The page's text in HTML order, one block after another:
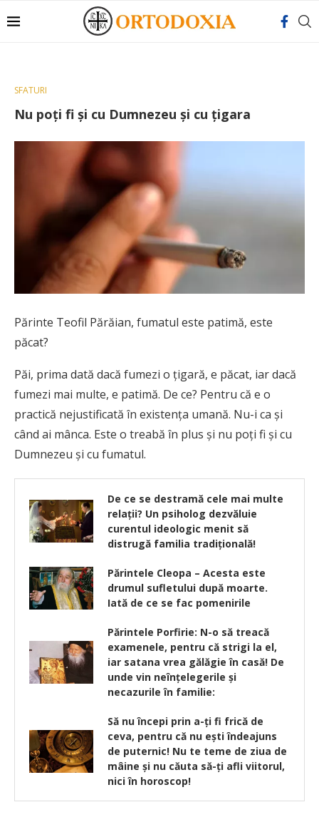
SFATURI
Nu poţi fi şi cu Dumnezeu şi cu țigara
Părinte Teofil Părăian, fumatul este patimă, este
păcat?
Păi, prima dată dacă fumezi o ţigară, e păcat, iar dacă
fumezi mai multe, e patimă. De ce? Pentru că e o
practică nejustificată în existenţa umană. Nu-i ca şi
când ai mânca. Este o treabă în plus şi nu poţi fi şi cu
Dumnezeu şi cu fumatul.
De ce se destramă cele mai multe
relații? Un psiholog dezvăluie
curentul ideologic menit să
distrugă familia tradițională!
Părintele Cleopa – Acesta este
drumul sufletului după moarte.
Iată de ce se fac pomenirile
Părintele Porfirie: N-o să treacă
examenele, pentru că strigi la el,
iar satana vrea gălăgie în casă! De
unde vin neînțelegerile și
necazurile în familie:
Să nu începi prin a-ţi fi frică de
ceva, pentru că nu eşti îndeajuns
de puternic! Nu te teme de ziua de
mâine şi nu căuta să-ţi afli viitorul,
nici în horoscop!